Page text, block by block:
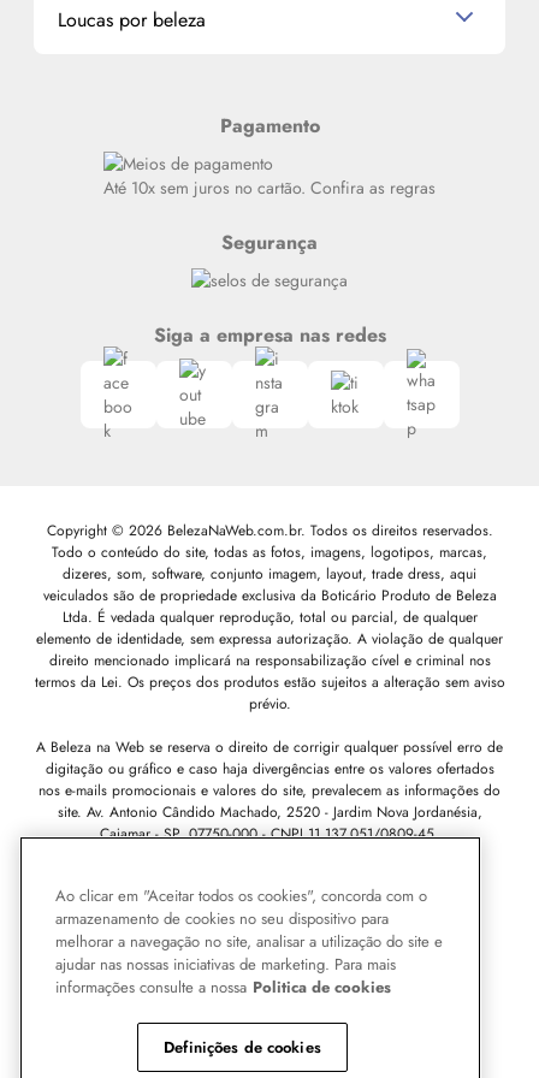
Miniaturas de Produtos de Cabelo
Meus endereços
Loucas por beleza
Siga nosso canal no Whatsapp
Pagamento
Até 10x sem juros no cartão. Confira as regras
Segurança
Siga a empresa nas redes
Copyright © 2026 BelezaNaWeb.com.br. Todos os direitos reservados.
Todo o conteúdo do site, todas as fotos, imagens, logotipos, marcas,
dizeres, som, software, conjunto imagem, layout, trade dress, aqui
veiculados são de propriedade exclusiva da Boticário Produto de Beleza
Ltda. É vedada qualquer reprodução, total ou parcial, de qualquer
elemento de identidade, sem expressa autorização. A violação de qualquer
direito mencionado implicará na responsabilização cível e criminal nos
termos da Lei. Os preços dos produtos estão sujeitos a alteração sem aviso
prévio.
A Beleza na Web se reserva o direito de corrigir qualquer possível erro de
digitação ou gráfico e caso haja divergências entre os valores ofertados
nos e-mails promocionais e valores do site, prevalecem as informações do
site. Av. Antonio Cândido Machado, 2520 - Jardim Nova Jordanésia,
Cajamar - SP, 07750-000 -CNPJ 11.137.051/0809-45.
Pode Confiar
Ao clicar em "Aceitar todos os cookies", concorda com o
armazenamento de cookies no seu dispositivo para
melhorar a navegação no site, analisar a utilização do site e
ajudar nas nossas iniciativas de marketing. Para mais
informações consulte a nossa Politica de cookies
Definições de cookies